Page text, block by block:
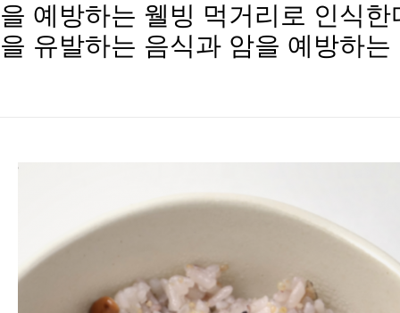
을 예방하는 웰빙 먹거리로 인식
을 유발하는 음식과 암을 예방하